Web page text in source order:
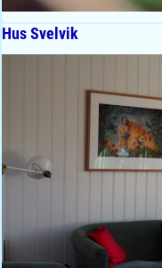
Hus Svelvik